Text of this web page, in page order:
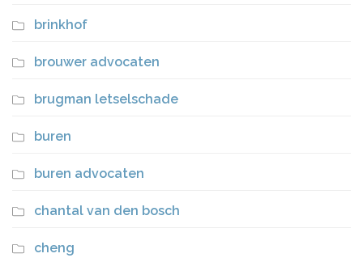
brinkhof
brouwer advocaten
brugman letselschade
buren
buren advocaten
chantal van den bosch
cheng